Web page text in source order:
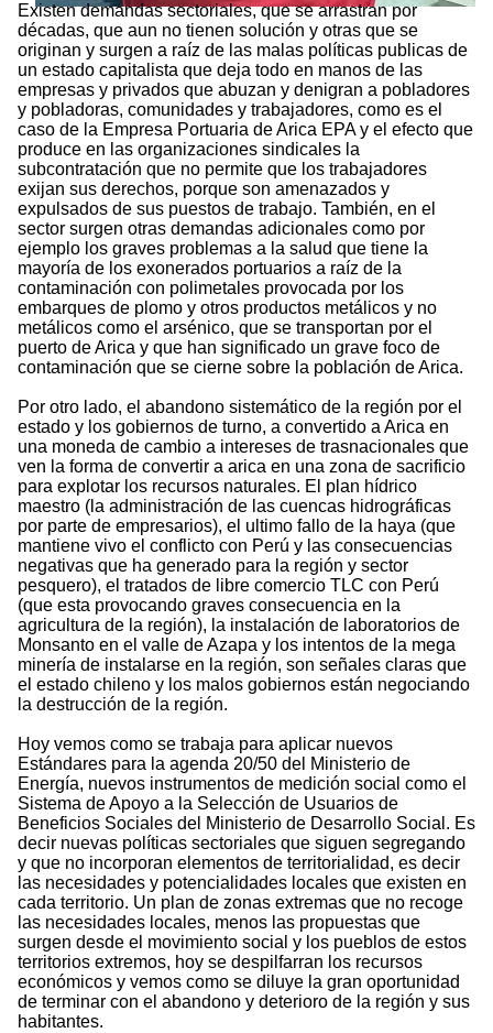
Existen demandas sectoriales, que se arrastran por
décadas, que aun no tienen solución y otras que se
originan y surgen a raíz de las malas políticas publicas de
un estado capitalista que deja todo en manos de las
empresas y privados que abuzan y denigran a pobladores
y pobladoras, comunidades y trabajadores, como es el
caso de la Empresa Portuaria de Arica EPA y el efecto que
produce en las organizaciones sindicales la
subcontratación que no permite que los trabajadores
exijan sus derechos, porque son amenazados y
expulsados de sus puestos de trabajo. También, en el
sector surgen otras demandas adicionales como por
ejemplo los graves problemas a la salud que tiene la
mayoría de los exonerados portuarios a raíz de la
contaminación con polimetales provocada por los
embarques de plomo y otros productos metálicos y no
metálicos como el arsénico, que se transportan por el
puerto de Arica y que han significado un grave foco de
contaminación que se cierne sobre la población de Arica.
Por otro lado, el abandono sistemático de la región por el
estado y los gobiernos de turno, a convertido a Arica en
una moneda de cambio a intereses de trasnacionales que
ven la forma de convertir a arica en una zona de sacrificio
para explotar los recursos naturales. El plan hídrico
maestro (la administración de las cuencas hidrográficas
por parte de empresarios), el ultimo fallo de la haya (que
mantiene vivo el conflicto con Perú y las consecuencias
negativas que ha generado para la región y sector
pesquero), el tratados de libre comercio TLC con Perú
(que esta provocando graves consecuencia en la
agricultura de la región), la instalación de laboratorios de
Monsanto en el valle de Azapa y los intentos de la mega
minería de instalarse en la región, son señales claras que
el estado chileno y los malos gobiernos están negociando
la destrucción de la región.
Hoy vemos como se trabaja para aplicar nuevos
Estándares para la agenda 20/50 del Ministerio de
Energía, nuevos instrumentos de medición social como el
Sistema de Apoyo a la Selección de Usuarios de
Beneficios Sociales del Ministerio de Desarrollo Social. Es
decir nuevas políticas sectoriales que siguen segregando
y que no incorporan elementos de territorialidad, es decir
las necesidades y potencialidades locales que existen en
cada territorio. Un plan de zonas extremas que no recoge
las necesidades locales, menos las propuestas que
surgen desde el movimiento social y los pueblos de estos
territorios extremos, hoy se despilfarran los recursos
económicos y vemos como se diluye la gran oportunidad
de terminar con el abandono y deterioro de la región y sus
habitantes.